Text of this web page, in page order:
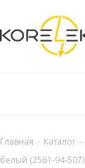
Главная - Каталог -
белый (2561-94-507)